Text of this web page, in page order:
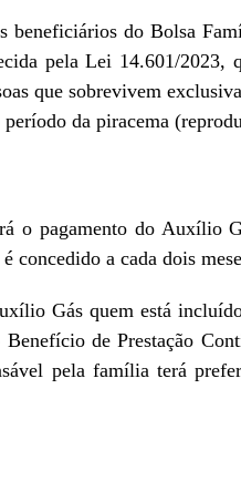
beneficiários do Bolsa
pela Lei 14.601/2023,
que sobrevivem
da piracema
o pagamento do Auxílio
concedido a cada dois
Gás quem está
de Prestação
pela família terá